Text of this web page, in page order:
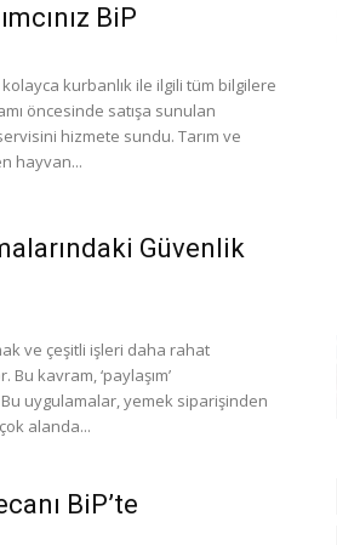
BiP
kurbanlık ile ilgili tüm bilgilere
öncesinde satışa sunulan
hizmete sundu. Tarım ve
hayvan...
Güvenlik
ve çeşitli işleri daha rahat
Bu kavram, ‘paylaşım’
Bu uygulamalar, yemek siparişinden
alanda...
BiP’te